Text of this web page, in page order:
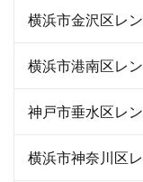
横浜市金沢区レ
横浜市港南区レ
神戸市垂水区レ
横浜市神奈川区